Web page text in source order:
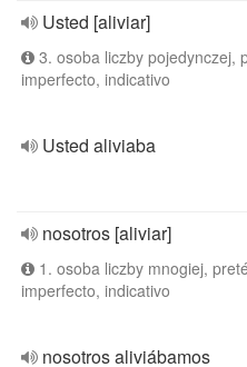
Usted [aliviar]
3. osoba liczby pojedynczej,
imperfecto, indicativo
Usted aliviaba
nosotros [aliviar]
1. osoba liczby mnogiej,
imperfecto, indicativo
nosotros aliviábamos